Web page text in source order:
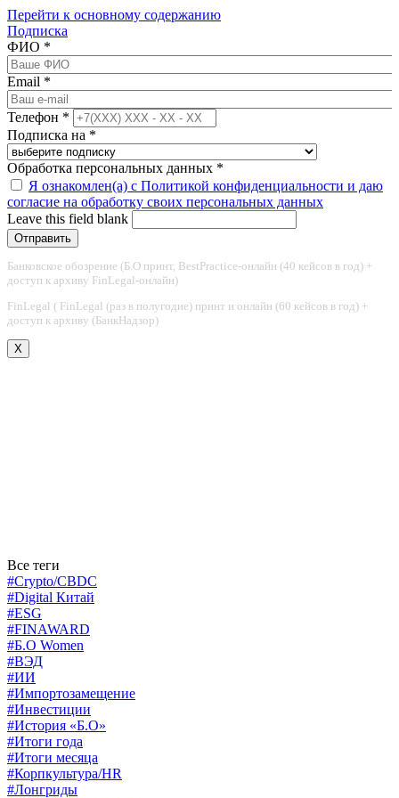
Перейти к основному содержанию
Подписка
ФИО *
Email *
Телефон *
Подписка на *
Обработка персональных данных *
Я ознакомлен(а) с Политикой конфиденциальности и даю
согласие на обработку своих персональных данных
Leave this field blank
Банковское обозрение (Б.О принт, BestPractice-онлайн (40 кейсов в год) +
доступ к архиву FinLegal-онлайн)
FinLegal ( FinLegal (раз в полугодие) принт и онлайн (60 кейсов в год) +
доступ к архиву (БанкНадзор)
X
Все теги
#Crypto/CBDC
#Digital Китай
#ESG
#FINAWARD
#Б.О Women
#ВЭД
#ИИ
#Импортозамещение
#Инвестиции
#История «Б.О»
#Итоги года
#Итоги месяца
#Корпкультура/HR
#Лонгриды